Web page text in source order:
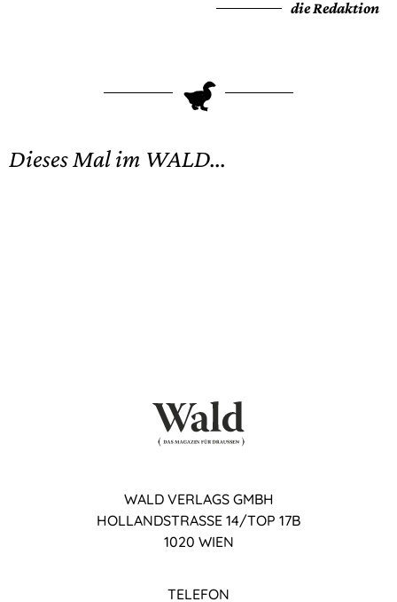
die Redaktion
T
Dieses Mal im WALD...
WALD VERLAGS GMBH
HOLLANDSTRASSE 14/TOP 17B
1020 WIEN
TELEFON